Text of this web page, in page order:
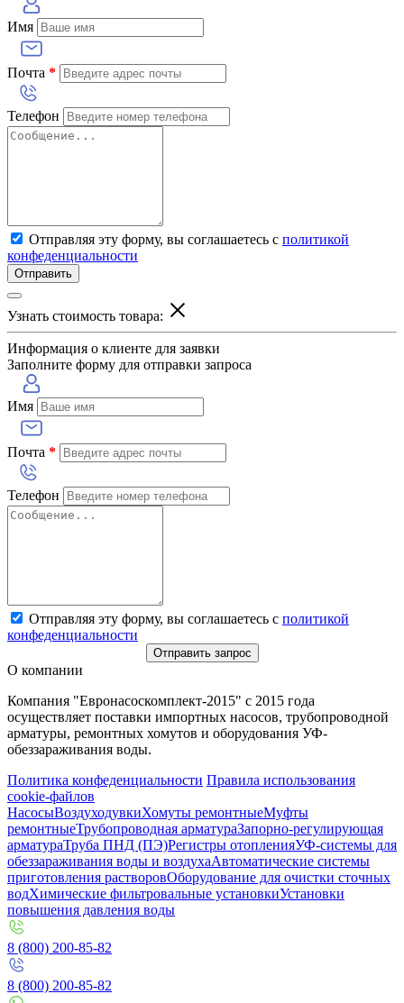
Имя
Почта *
Телефон
Отправляя эту форму, вы соглашаетесь с политикой
конфеденциальности
Отправить
Узнать стоимость товара:
Информация о клиенте для заявки
Заполните форму для отправки запроса
Имя
Почта *
Телефон
Отправляя эту форму, вы соглашаетесь с политикой
конфеденциальности
Отправить запрос
О компании
Компания "Евронасоскомплект-2015" с 2015 года
осуществляет поставки импортных насосов, трубопроводной
арматуры, ремонтных хомутов и оборудования УФ-
обеззараживания воды.
Политика конфеденциальности Правила использования
cookie-файлов
НасосыВоздуходувкиХомуты ремонтныеМуфты
ремонтныеТрубопроводная арматураЗапорно-регулирующая
арматураТруба ПНД (ПЭ)Регистры отопленияУФ-системы для
обеззараживания воды и воздухаАвтоматические системы
приготовления растворовОборудование для очистки сточных
водХимические фильтровальные установкиУстановки
повышения давления воды
8 (800) 200-85-82
8 (800) 200-85-82